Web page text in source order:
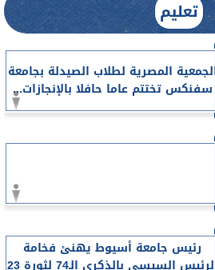
تعليم
المصرية لطلاب الصيدلة بجامعة
سفنكس تختتم عاما حافلا بالإنجازات...
رئيس جامعة أسيوط يهنئ فخامة
الرئيس السيسي بالذكرى الـ74 لثورة 23